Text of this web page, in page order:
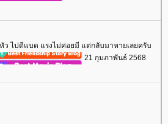
ว ไปตีแบด แรงไม่ค่อยมี แต่กลับมาหายเลยครับ
21 กุมภาพันธ์ 2568